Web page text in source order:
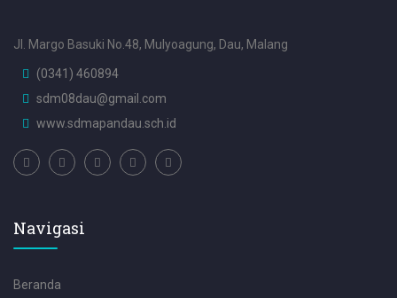
Jl. Margo Basuki No.48, Mulyoagung, Dau, Malang
(0341) 460894
sdm08dau@gmail.com
www.sdmapandau.sch.id
Navigasi
Beranda